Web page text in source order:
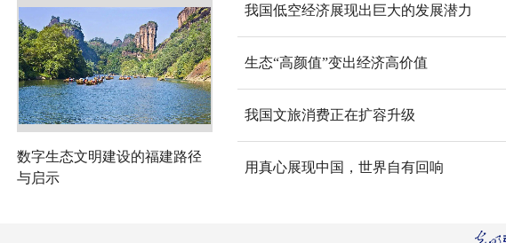
数字生态文明建设的福建路径
与启示
我国低空经济展现出巨大的发展潜力
生态“高颜值”变出经济高价值
我国文旅消费正在扩容升级
用真心展现中国，世界自有回响